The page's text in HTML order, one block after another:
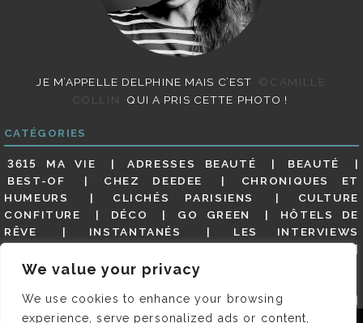
We value your privacy
We use cookies to enhance your browsing
experience, serve personalized ads or content,
JE M’APPELLE DELPHINE MAIS C’EST
©CAMILLE
COLLIN
QUI A PRIS CETTE PHOTO !
CATÉGORIES
3615 MA VIE ADRESSES BEAUTÉ
BEAUTÉ
BEST-OF
CHEZ DEEDEE
CHRONIQUES ET
HUMEURS
CLICHÉS PARISIENS
CULTURE
CONFITURE
DÉCO GO GREEN
HÔTELS DE
RÊVE
INSTANTANÉS
LES INTERVIEWS
MES ADRESSES
MODE NON CLASSÉ
GUIDE
PARIS EN PHOTOS
RESTAURANTS
REVUE DE PRESSE DÉTAILLÉE, SIOU PLAIT